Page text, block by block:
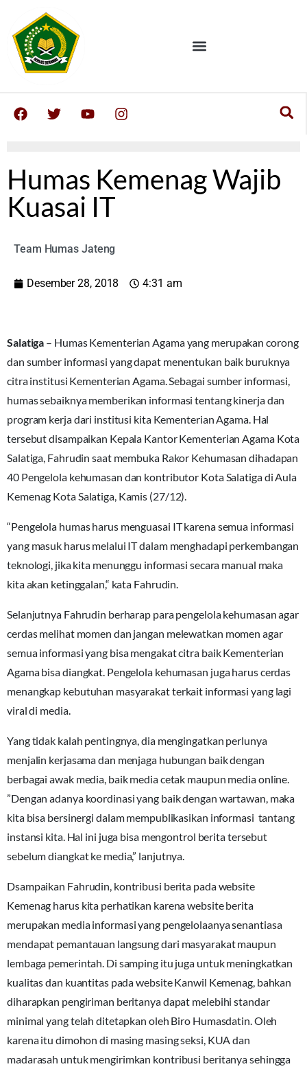
Humas Kemenag Wajib
Kuasai IT
Team Humas Jateng
Desember 28, 2018 4:31 am
Salatiga – Humas Kementerian Agama yang merupakan corong
dan sumber informasi yang dapat menentukan baik buruknya
citra institusi Kementerian Agama. Sebagai sumber informasi,
humas sebaiknya memberikan informasi tentang kinerja dan
program kerja dari institusi kita Kementerian Agama. Hal
tersebut disampaikan Kepala Kantor Kementerian Agama Kota
Salatiga, Fahrudin saat membuka Rakor Kehumasan dihadapan
40 Pengelola kehumasan dan kontributor Kota Salatiga di Aula
Kemenag Kota Salatiga, Kamis (27/12).
“Pengelola humas harus menguasai IT karena semua informasi
yang masuk harus melalui IT dalam menghadapi perkembangan
teknologi, jika kita menunggu informasi secara manual maka
kita akan ketinggalan,“ kata Fahrudin.
Selanjutnya Fahrudin berharap para pengelola kehumasan agar
cerdas melihat momen dan jangan melewatkan momen agar
semua informasi yang bisa mengakat citra baik Kementerian
Agama bisa diangkat. Pengelola kehumasan juga harus cerdas
menangkap kebutuhan masyarakat terkait informasi yang lagi
viral di media.
Yang tidak kalah pentingnya, dia mengingatkan perlunya
menjalin kerjasama dan menjaga hubungan baik dengan
berbagai awak media, baik media cetak maupun media online.
”Dengan adanya koordinasi yang baik dengan wartawan, maka
kita bisa bersinergi dalam mempublikasikan informasi tantang
instansi kita. Hal ini juga bisa mengontrol berita tersebut
sebelum diangkat ke media,” lanjutnya.
Dsampaikan Fahrudin, kontribusi berita pada website
Kemenag harus kita perhatikan karena website berita
merupakan media informasi yang pengelolaanya senantiasa
mendapat pemantauan langsung dari masyarakat maupun
lembaga pemerintah. Di samping itu juga untuk meningkatkan
kualitas dan kuantitas pada website Kanwil Kemenag, bahkan
diharapkan pengiriman beritanya dapat melebihi standar
minimal yang telah ditetapkan oleh Biro Humasdatin. Oleh
karena itu dimohon di masing masing seksi, KUA dan
madarasah untuk mengirimkan kontribusi beritanya sehingga